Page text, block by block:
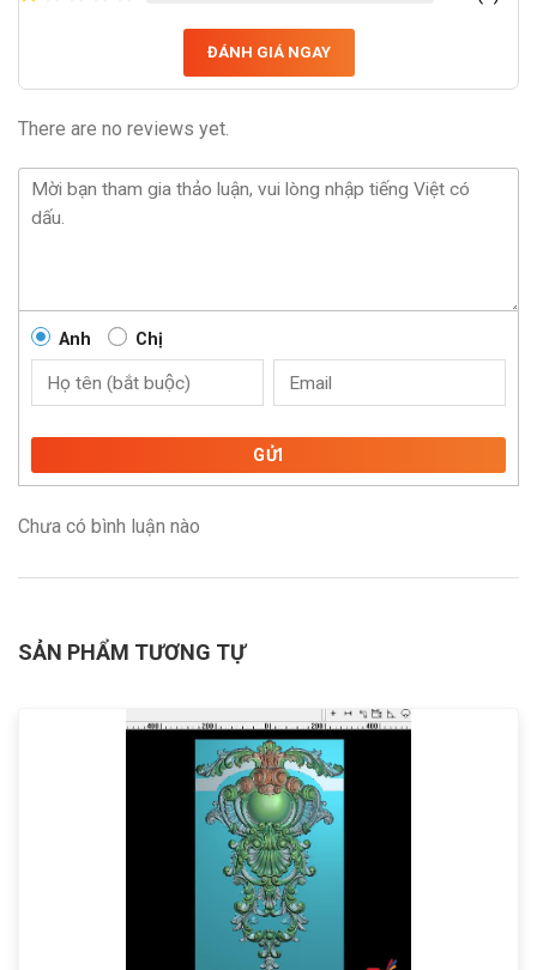
ĐÁNH GIÁ NGAY
There are no reviews yet.
Anh Chị
GỬI
Chưa có bình luận nào
SẢN PHẨM TƯƠNG TỰ